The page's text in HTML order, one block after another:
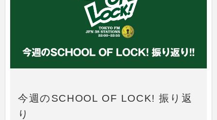
今週のSCHOOL OF LOCK! 振り返
り